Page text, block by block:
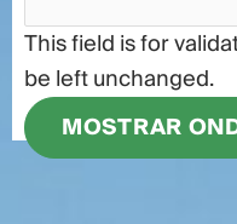
This field is for
be left unchanged.